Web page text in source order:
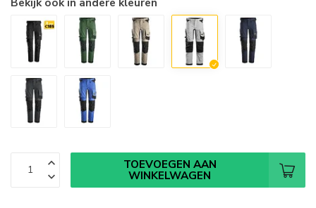
TOEVOEGEN AAN
WINKELWAGEN